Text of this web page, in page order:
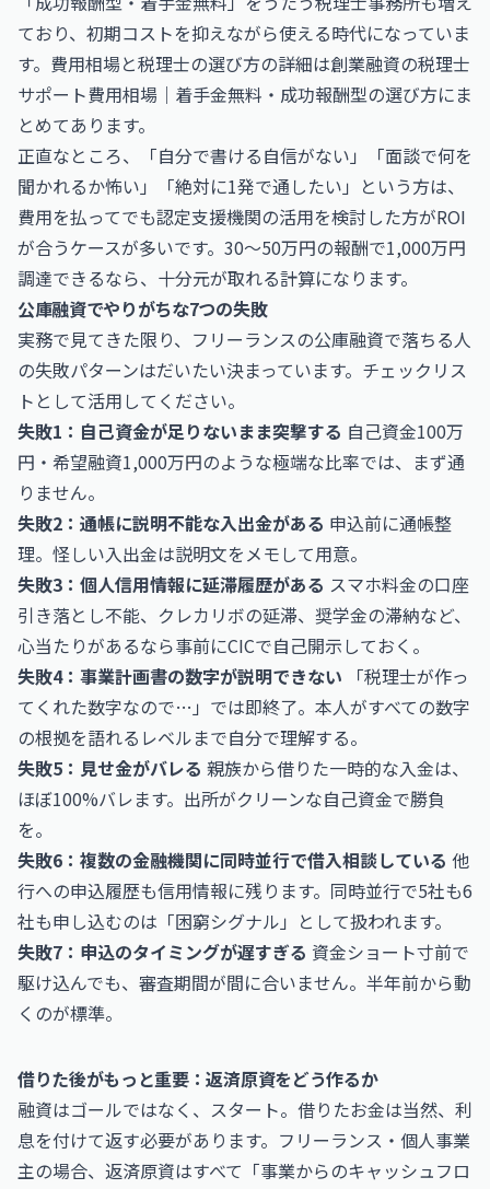
ており、初期コストを抑えながら使える時代になっていま
す。費用相場と税理士の選び方の詳細は創業融資の税理士
サポート費用相場｜着手金無料・成功報酬型の選び方にま
とめてあります。
正直なところ、「自分で書ける自信がない」「面談で何を
聞かれるか怖い」「絶対に1発で通したい」という方は、
費用を払ってでも認定支援機関の活用を検討した方がROI
が合うケースが多いです。30〜50万円の報酬で1,000万円
調達できるなら、十分元が取れる計算になります。
公庫融資でやりがちな7つの失敗
実務で見てきた限り、フリーランスの公庫融資で落ちる人
の失敗パターンはだいたい決まっています。チェックリス
トとして活用してください。
失敗1：自己資金が足りないまま突撃する 自己資金100万
円・希望融資1,000万円のような極端な比率では、まず通
りません。
失敗2：通帳に説明不能な入出金がある 申込前に通帳整
理。怪しい入出金は説明文をメモして用意。
失敗3：個人信用情報に延滞履歴がある スマホ料金の口座
引き落とし不能、クレカリボの延滞、奨学金の滞納など、
心当たりがあるなら事前にCICで自己開示しておく。
失敗4：事業計画書の数字が説明できない 「税理士が作っ
てくれた数字なので…」では即終了。本人がすべての数字
の根拠を語れるレベルまで自分で理解する。
失敗5：見せ金がバレる 親族から借りた一時的な入金は、
ほぼ100%バレます。出所がクリーンな自己資金で勝負
を。
失敗6：複数の金融機関に同時並行で借入相談している 他
行への申込履歴も信用情報に残ります。同時並行で5社も6
社も申し込むのは「困窮シグナル」として扱われます。
失敗7：申込のタイミングが遅すぎる 資金ショート寸前で
駆け込んでも、審査期間が間に合いません。半年前から動
くのが標準。
借りた後がもっと重要：返済原資をどう作るか
融資はゴールではなく、スタート。借りたお金は当然、利
息を付けて返す必要があります。フリーランス・個人事業
主の場合、返済原資はすべて「事業からのキャッシュフロ